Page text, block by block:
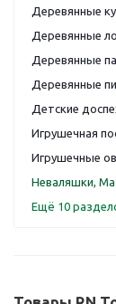
Деревянные
Деревянные
Деревянные
Деревянные
Детские
Игрушечная
Игрушечные
Неваляшки,
Ещё 10